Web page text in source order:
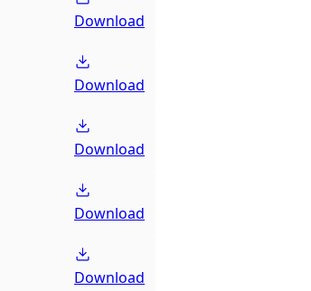
Download
Download
Download
Download
Download